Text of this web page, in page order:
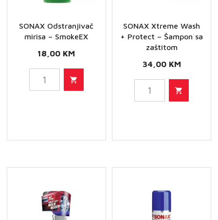
SONAX Odstranjivač
mirisa – SmokeEX
18,00 KM
SONAX
Odstranjivač
SmokeEX
SONAX Xtreme Wash
+ Protect – Šampon sa
zaštitom
34,00 KM
SONAX
Xtreme
zaštitom